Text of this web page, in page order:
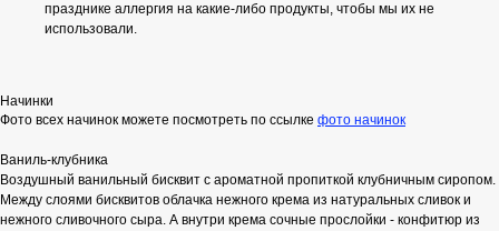
празднике аллергия на какие-либо продукты, чтобы мы их не
использовали.
Начинки
Фото всех начинок можете посмотреть по ссылке фото начинок
Ваниль-клубника
Воздушный ванильный бисквит с ароматной пропиткой клубничным сиропом.
Между слоями бисквитов облачка нежного крема из натуральных сливок и
нежного сливочного сыра. А внутри крема сочные прослойки - конфитюр из